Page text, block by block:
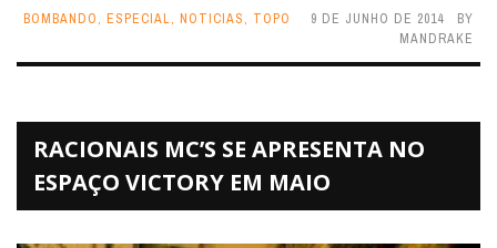
BOMBANDO, ESPECIAL, NOTICIAS, TOPO 9 DE JUNHO DE 2014
BY
MANDRAKE
RACIONAIS MC’S SE APRESENTA NO
ESPAÇO VICTORY EM MAIO